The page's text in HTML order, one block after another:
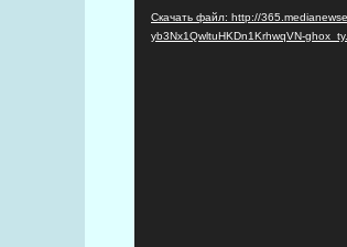
Скачать файл: http://
yb3Nx1QwltuHKDn1KrhwqVN-